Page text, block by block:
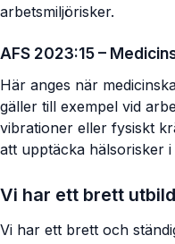
arbetsmiljörisker.
AFS 2023:15 –
Här anges när
gäller till exempel vid
vibrationer eller fysiskt
att upptäcka hälsorisker
Vi har ett brett
Vi har ett brett och